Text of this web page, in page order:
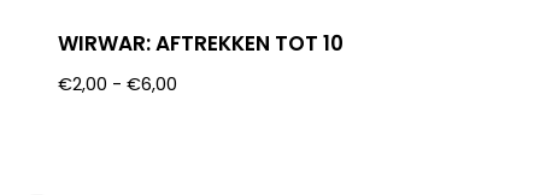
WIRWAR: AFTREKKEN TOT 10
€2,00 - €6,00